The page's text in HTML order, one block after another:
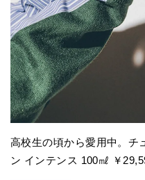
高校生の頃から愛用中。チ
ン インテンス 100㎖ ￥